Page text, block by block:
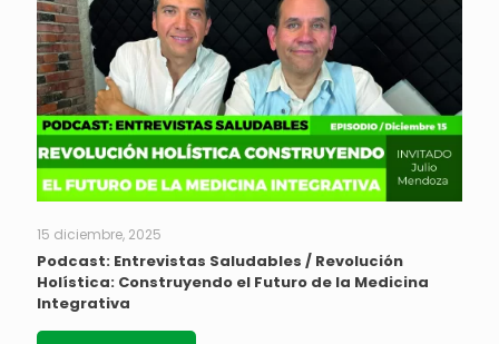
15 diciembre, 2025
Podcast: Entrevistas Saludables / Revolución
Holística: Construyendo el Futuro de la Medicina
Integrativa